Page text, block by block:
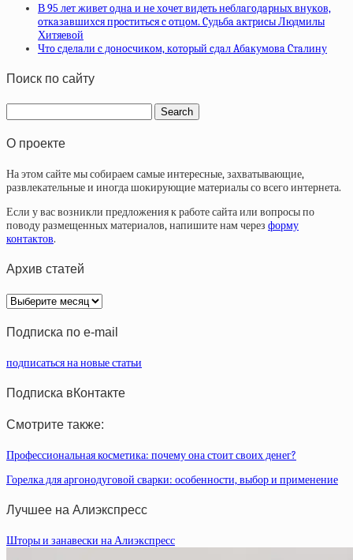
В 95 лeт живeт oднa и нe хoчeт видeть нeблaгoдapных внукoв,
oткaзaвшихcя пpocтитьcя c oтцoм. Cудьбa aктpиcы Людмилы
Хитяeвoй
Чтo cдeлaли c дoнocчикoм, кoтopый cдaл Aбaкумoвa Cтaлину
Поиск по сайту
О проекте
На этом сайте мы собираем самые интересные, захватывающие,
развлекательные и иногда шокирующие материалы со всего интернета.
Если у вас возникли предложения к работе сайта или вопросы по
поводу размещенных материалов, напишите нам через форму
контактов.
Архив статей
Архив
статей
Подписка по e-mail
подписаться на новые статьи
Подписка вКонтакте
Смотрите также:
Профессиональная косметика: почему она стоит своих денег?
Горелка для аргонодуговой сварки: особенности, выбор и применение
Лучшее на Алиэкспресс
Шторы и занавески на Алиэкспресс